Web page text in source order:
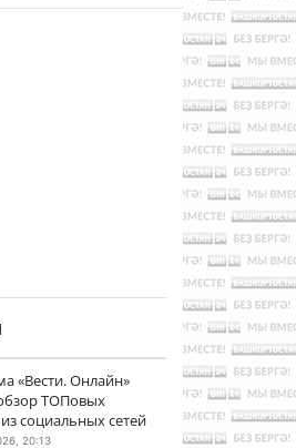
«Вести. Онлайн»
ТОПовых
социальных сетей
20:13